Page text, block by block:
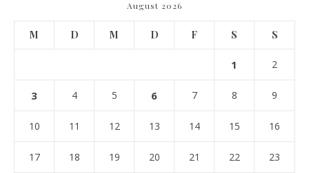
August 2026
M D M D F S S
1 2
3 4 5 6 7 8 9
10 11 12 13 14 15 16
17 18 19 20 21 22 23